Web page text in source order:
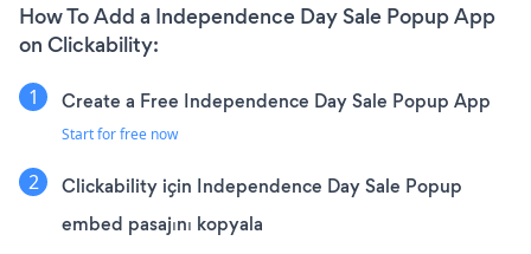
How To Add a Independence Day Sale Popup App
on Clickability:
Create a Free Independence Day Sale Popup App
Start for free now
Clickability için Independence Day Sale Popup
embed pasajını kopyala